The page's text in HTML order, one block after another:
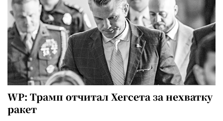
WP: Трамп отчитал Хегсета за нехватку
ракет